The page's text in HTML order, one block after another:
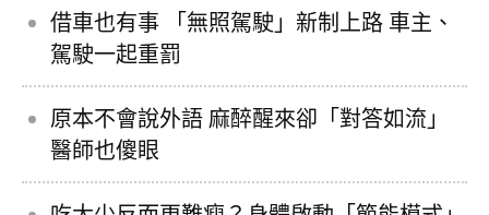
借車也有事 「無照駕駛」新制上路 車主、
駕駛一起重罰
原本不會說外語 麻醉醒來卻「對答如流」
醫師也傻眼